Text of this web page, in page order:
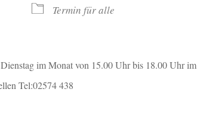
Termin für alle
im Monat von 15.00 Uhr bis 18.00 Uhr im
Tel:02574 438